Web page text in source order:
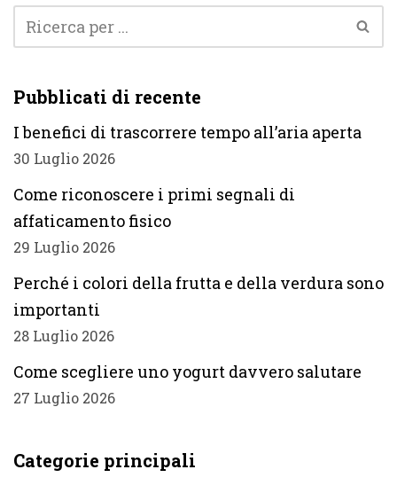
Pubblicati di recente
I benefici di trascorrere tempo all’aria aperta
30 Luglio 2026
Come riconoscere i primi segnali di
affaticamento fisico
29 Luglio 2026
Perché i colori della frutta e della verdura sono
importanti
28 Luglio 2026
Come scegliere uno yogurt davvero salutare
27 Luglio 2026
Categorie principali